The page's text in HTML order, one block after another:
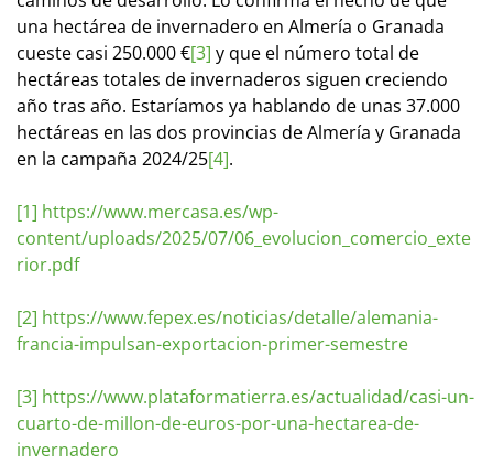
una hectárea de invernadero en Almería o Granada
cueste casi 250.000 €[3] y que el número total de
hectáreas totales de invernaderos siguen creciendo
año tras año. Estaríamos ya hablando de unas 37.000
hectáreas en las dos provincias de Almería y Granada
en la campaña 2024/25[4].
[1] https://www.mercasa.es/wp-
content/uploads/2025/07/06_evolucion_comercio_exte
rior.pdf
[2] https://www.fepex.es/noticias/detalle/alemania-
francia-impulsan-exportacion-primer-semestre
[3] https://www.plataformatierra.es/actualidad/casi-un-
cuarto-de-millon-de-euros-por-una-hectarea-de-
invernadero